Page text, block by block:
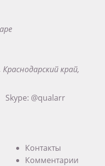
край,
Skype: @qualarr
Контакты
Комментарии